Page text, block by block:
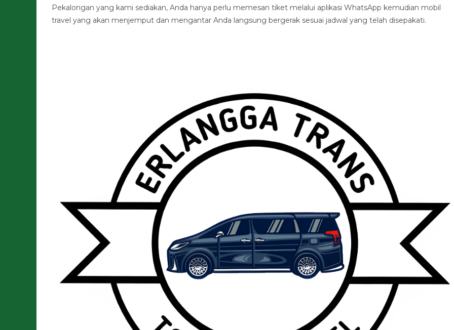
Pekalongan yang kami sediakan, Anda hanya perlu memesan tiket melalui aplikasi WhatsApp kemudian mobil
travel yang akan menjemput dan mengantar Anda langsung bergerak sesuai jadwal yang telah disepakati.